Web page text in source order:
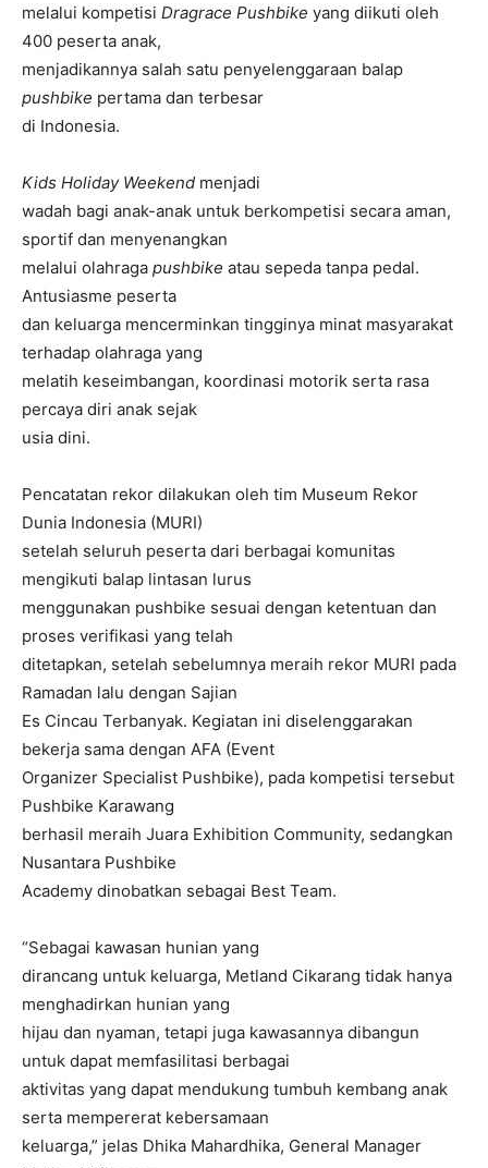
melalui kompetisi Dragrace Pushbike yang diikuti oleh
400 peserta anak,
menjadikannya salah satu penyelenggaraan balap
pushbike pertama dan terbesar
di Indonesia.
Kids Holiday Weekend menjadi
wadah bagi anak-anak untuk berkompetisi secara aman,
sportif dan menyenangkan
melalui olahraga pushbike atau sepeda tanpa pedal.
Antusiasme peserta
dan keluarga mencerminkan tingginya minat masyarakat
terhadap olahraga yang
melatih keseimbangan, koordinasi motorik serta rasa
percaya diri anak sejak
usia dini.
Pencatatan rekor dilakukan oleh tim Museum Rekor
Dunia Indonesia (MURI)
setelah seluruh peserta dari berbagai komunitas
mengikuti balap lintasan lurus
menggunakan pushbike sesuai dengan ketentuan dan
proses verifikasi yang telah
ditetapkan, setelah sebelumnya meraih rekor MURI pada
Ramadan lalu dengan Sajian
Es Cincau Terbanyak. Kegiatan ini diselenggarakan
bekerja sama dengan AFA (Event
Organizer Specialist Pushbike), pada kompetisi tersebut
Pushbike Karawang
berhasil meraih Juara Exhibition Community, sedangkan
Nusantara Pushbike
Academy dinobatkan sebagai Best Team.
“Sebagai kawasan hunian yang
dirancang untuk keluarga, Metland Cikarang tidak hanya
menghadirkan hunian yang
hijau dan nyaman, tetapi juga kawasannya dibangun
untuk dapat memfasilitasi berbagai
aktivitas yang dapat mendukung tumbuh kembang anak
serta mempererat kebersamaan
keluarga,” jelas Dhika Mahardhika, General Manager